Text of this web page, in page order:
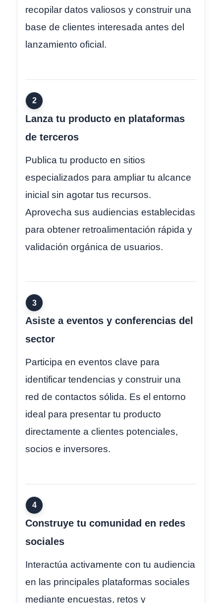
recopilar datos valiosos y construir una
base de clientes interesada antes del
lanzamiento oficial.
2
Lanza tu producto en plataformas
de terceros
Publica tu producto en sitios
especializados para ampliar tu alcance
inicial sin agotar tus recursos.
Aprovecha sus audiencias establecidas
para obtener retroalimentación rápida y
validación orgánica de usuarios.
3
Asiste a eventos y conferencias del
sector
Participa en eventos clave para
identificar tendencias y construir una
red de contactos sólida. Es el entorno
ideal para presentar tu producto
directamente a clientes potenciales,
socios e inversores.
4
Construye tu comunidad en redes
sociales
Interactúa activamente con tu audiencia
en las principales plataformas sociales
mediante encuestas, retos y